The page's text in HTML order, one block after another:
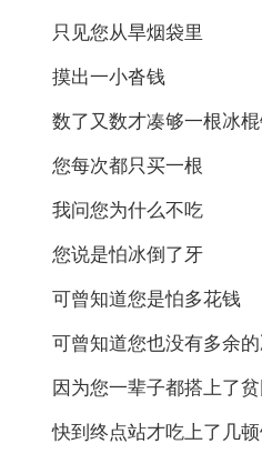
只见您从旱烟袋里
摸出一小沓钱
数了又数才凑够一根冰棍
您每次都只买一根
我问您为什么不吃
您说是怕冰倒了牙
可曾知道您是怕多花钱
可曾知道您也没有多余的
因为您一辈子都搭上了贫
快到终点站才吃上了几顿